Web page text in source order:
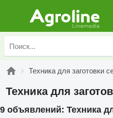
Техника для заготовки
Техника для
9 объявлений: Техника